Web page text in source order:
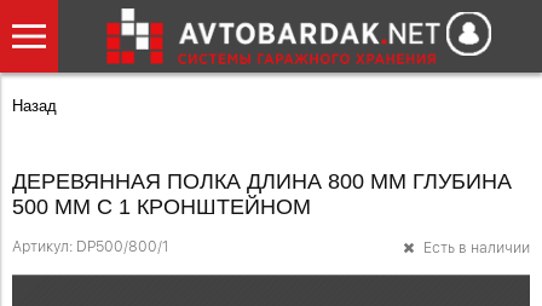
Назад
ДЕРЕВЯННАЯ ПОЛКА ДЛИНА 800 ММ ГЛУБИНА
500 ММ С 1 КРОНШТЕЙНОМ
Артикул: DP500/800/1 Есть в наличии